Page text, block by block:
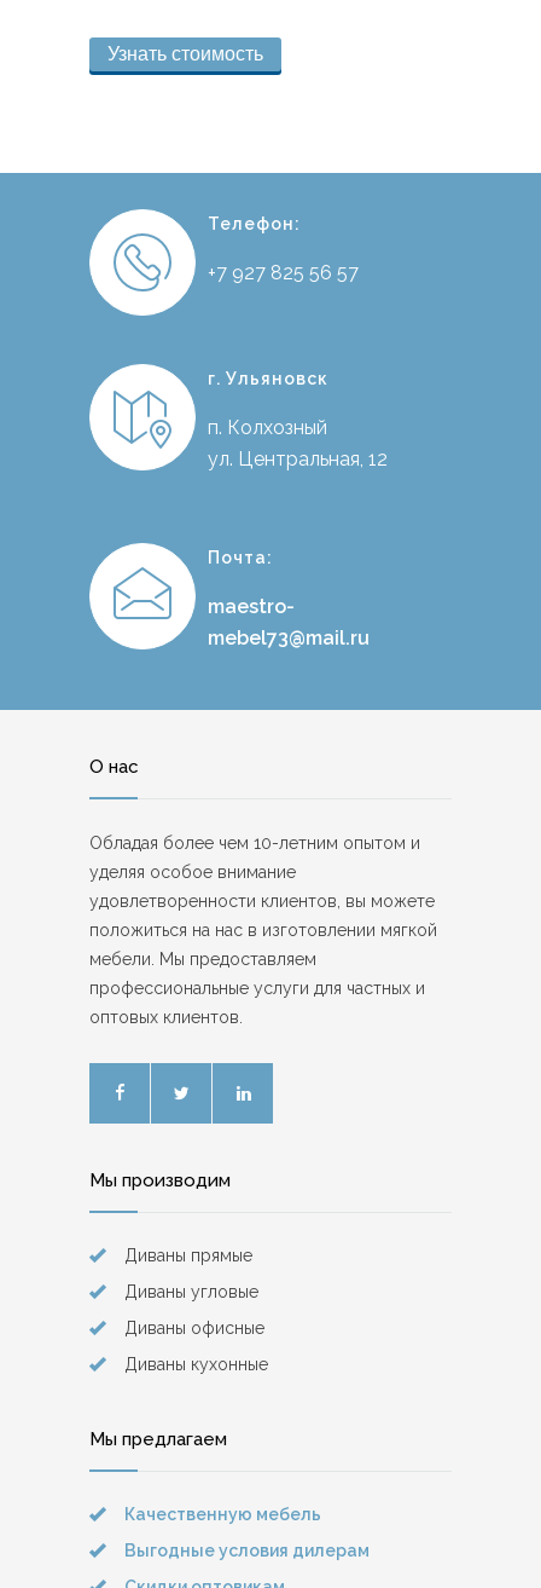
Узнать стоимость
Телефон:
+7 927 825 56 57
г. Ульяновск
п. Колхозный
ул. Центральная, 12
Почта:
maestro-
mebel73@mail.ru
О нас
Обладая более чем 10-летним опытом и
уделяя особое внимание
удовлетворенности клиентов, вы можете
положиться на нас в изготовлении мягкой
мебели. Мы предоставляем
профессиональные услуги для частных и
оптовых клиентов.
Мы производим
Диваны прямые
Диваны угловые
Диваны офисные
Диваны кухонные
Мы предлагаем
Качественную мебель
Выгодные условия дилерам